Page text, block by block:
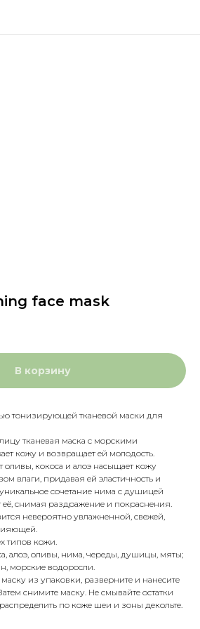
face mask
В корзину
тонизирующей тканевой маски для
тканевая маска с морскими
кожу и возвращает ей молодость.
кокоса и алоэ насыщает кожу
влаги, придавая ей эластичность и
сочетание нима с душицей
её, снимая раздражение и покраснения.
невероятно увлажненной, свежей,
типов кожи.
алоэ, оливы, нима, череды, душицы, мяты;
морские водоросли.
из упаковки, разверните и нанесите
снимите маску. Не смывайте остатки
по коже шеи и зоны декольте.